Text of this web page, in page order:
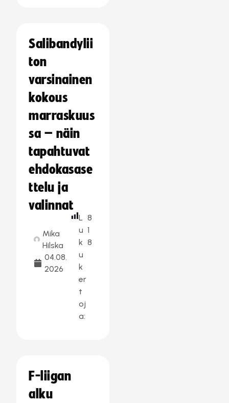
Salibandylii
ton
varsinainen
kokous
marraskuus
sa – näin
tapahtuvat
ehdokasase
ttelu ja
valinnat
Mika
Hilska
04.08.
2026
L
u
k
u
k
er
t
oj
a:
8
1
8
F-liigan
alku